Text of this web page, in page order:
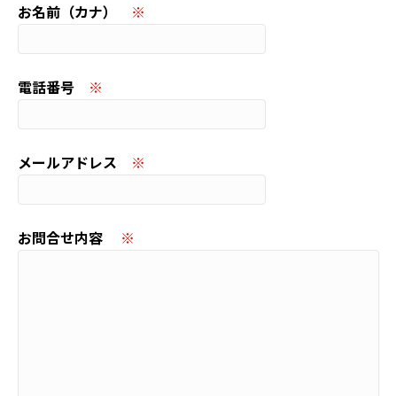
お名前（カナ） ※
電話番号 ※
メールアドレス ※
お問合せ内容 ※